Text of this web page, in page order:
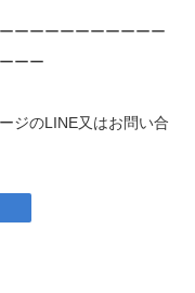
ーーーーーーーーーー
ーー
ジのLINE又はお問い合